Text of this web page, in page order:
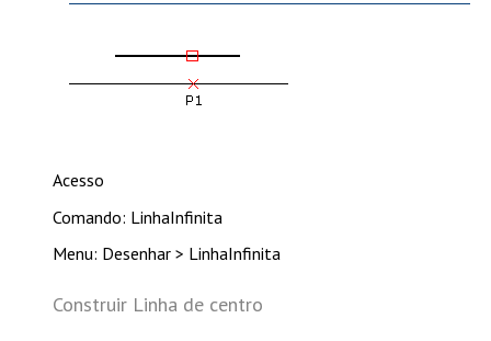
Acesso
Comando: LinhaInfinita
Menu: Desenhar > LinhaInfinita
Construir Linha de centro